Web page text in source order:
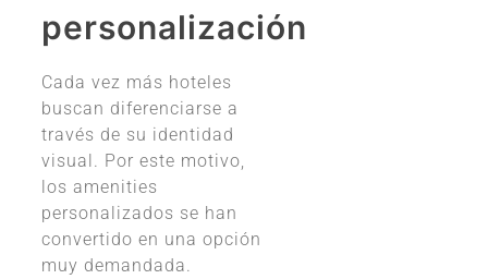
personalización
Cada vez más hoteles
buscan diferenciarse a
través de su identidad
visual. Por este motivo,
los amenities
personalizados se han
convertido en una opción
muy demandada.